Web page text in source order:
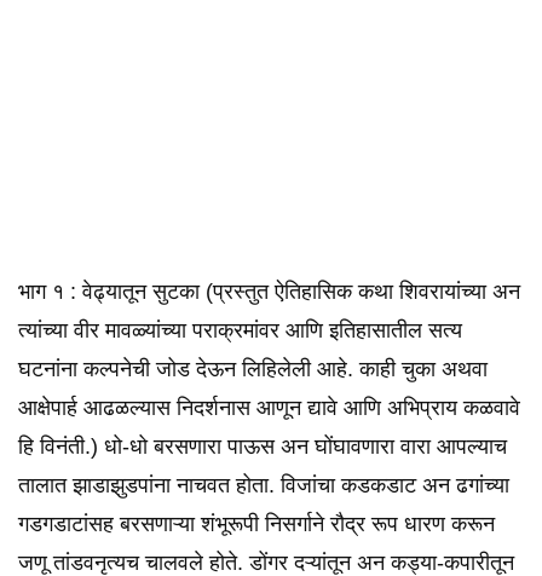
भाग १ : वेढ्यातून सुटका (प्रस्तुत ऐतिहासिक कथा शिवरायांच्या अन
त्यांच्या वीर मावळ्यांच्या पराक्रमांवर आणि इतिहासातील सत्य
घटनांना कल्पनेची जोड देऊन लिहिलेली आहे. काही चुका अथवा
आक्षेपार्ह आढळल्यास निदर्शनास आणून द्यावे आणि अभिप्राय कळवावे
हि विनंती.) धो-धो बरसणारा पाऊस अन घोंघावणारा वारा आपल्याच
तालात झाडाझुडपांना नाचवत होता. विजांचा कडकडाट अन ढगांच्या
गडगडाटांसह बरसणाऱ्या शंभूरूपी निसर्गाने रौद्र रूप धारण करून
जणू तांडवनृत्यच चालवले होते. डोंगर दऱ्यांतून अन कड्या-कपारीतून